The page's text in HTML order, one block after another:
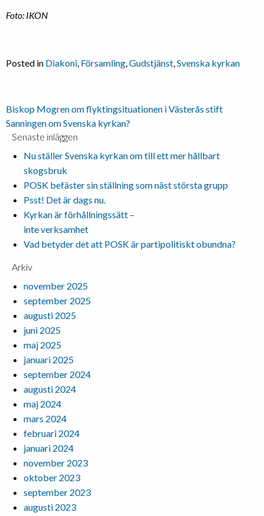
Foto: IKON
Posted in Diakoni, Församling,Gudstjänst,Svenska kyrkan
Inläggsnavigering
Biskop Mogren om flyktingsituationen i Västerås stift
Sanningen om Svenska kyrkan?
Senaste inläggen
Nu ställer Svenska kyrkan om till ett mer hållbart
skogsbruk
POSK befäster sin ställning som näst största grupp
Psst! Det är dags nu.
Kyrkan är förhållningssätt –
inte verksamhet
Vad betyder det att POSK är partipolitiskt obundna?
Arkiv
november 2025
september 2025
augusti 2025
juni 2025
maj 2025
januari 2025
september 2024
augusti 2024
maj 2024
mars 2024
februari 2024
januari 2024
november 2023
oktober 2023
september 2023
augusti 2023